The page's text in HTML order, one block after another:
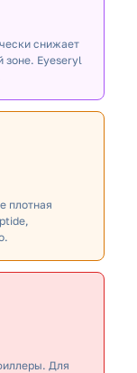
снижает
зоне. Eyeseryl
плотная
Для